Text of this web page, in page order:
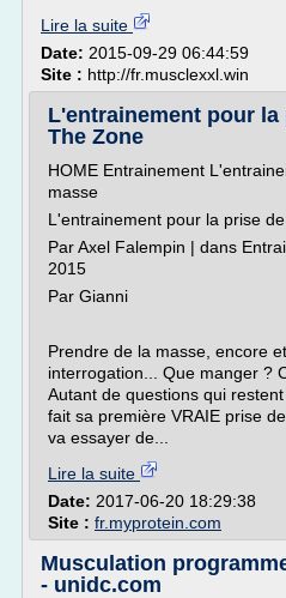
Lire la suite
Date: 2015-09-29 06:44:59
Site : http://fr.musclexxl.win
L'entrainement pour la
The Zone
HOME Entrainement
masse
L'entrainement pour la prise
Par Axel Falempin | dans
2015
Par Gianni
Prendre de la masse, encore
interrogation... Que manger ?
Autant de questions qui
fait sa première VRAIE prise
va essayer de...
Lire la suite
Date: 2017-06-20 18:29:38
Site : fr.myprotein.com
Musculation
- unidc.com